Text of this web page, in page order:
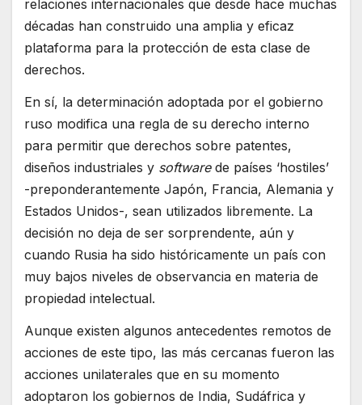
relaciones internacionales que desde hace muchas
décadas han construido una amplia y eficaz
plataforma para la protección de esta clase de
derechos.
En sí, la determinación adoptada por el gobierno
ruso modifica una regla de su derecho interno
para permitir que derechos sobre patentes,
diseños industriales y software de países ‘hostiles’
-preponderantemente Japón, Francia, Alemania y
Estados Unidos-, sean utilizados libremente. La
decisión no deja de ser sorprendente, aún y
cuando Rusia ha sido históricamente un país con
muy bajos niveles de observancia en materia de
propiedad intelectual.
Aunque existen algunos antecedentes remotos de
acciones de este tipo, las más cercanas fueron las
acciones unilaterales que en su momento
adoptaron los gobiernos de India, Sudáfrica y